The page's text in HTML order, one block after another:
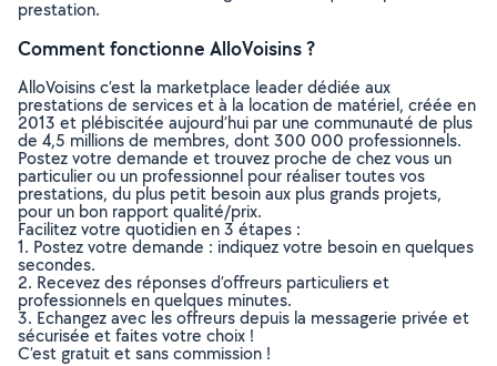
prestation.
Comment fonctionne AlloVoisins ?
AlloVoisins c’est la marketplace leader dédiée aux
prestations de services et à la location de matériel, créée en
2013 et plébiscitée aujourd’hui par une communauté de plus
de 4,5 millions de membres, dont 300 000 professionnels.
Postez votre demande et trouvez proche de chez vous un
particulier ou un professionnel pour réaliser toutes vos
prestations, du plus petit besoin aux plus grands projets,
pour un bon rapport qualité/prix.
Facilitez votre quotidien en 3 étapes :
1. Postez votre demande : indiquez votre besoin en quelques
secondes.
2. Recevez des réponses d’offreurs particuliers et
professionnels en quelques minutes.
3. Echangez avec les offreurs depuis la messagerie privée et
sécurisée et faites votre choix !
C’est gratuit et sans commission !